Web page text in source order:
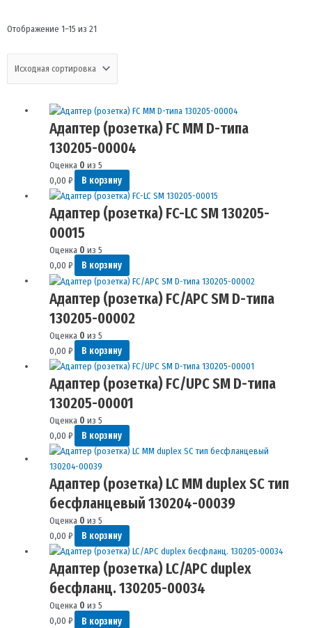
Отображение 1–15 из 21
Адаптер (розетка) FC MM D-типа
130205-00004
Оценка 0 из 5
0,00₽ В корзину
Адаптер (розетка) FC-LC SM 130205-
00015
Оценка 0 из 5
0,00₽ В корзину
Адаптер (розетка) FC/APC SM D-типа
130205-00002
Оценка 0 из 5
0,00₽ В корзину
Адаптер (розетка) FC/UPC SM D-типа
130205-00001
Оценка 0 из 5
0,00₽ В корзину
Адаптер (розетка) LC MM duplex SC тип
бесфланцевый 130204-00039
Оценка 0 из 5
0,00₽ В корзину
Адаптер (розетка) LC/APC duplex
бесфланц. 130205-00034
Оценка 0 из 5
0,00₽ В корзину